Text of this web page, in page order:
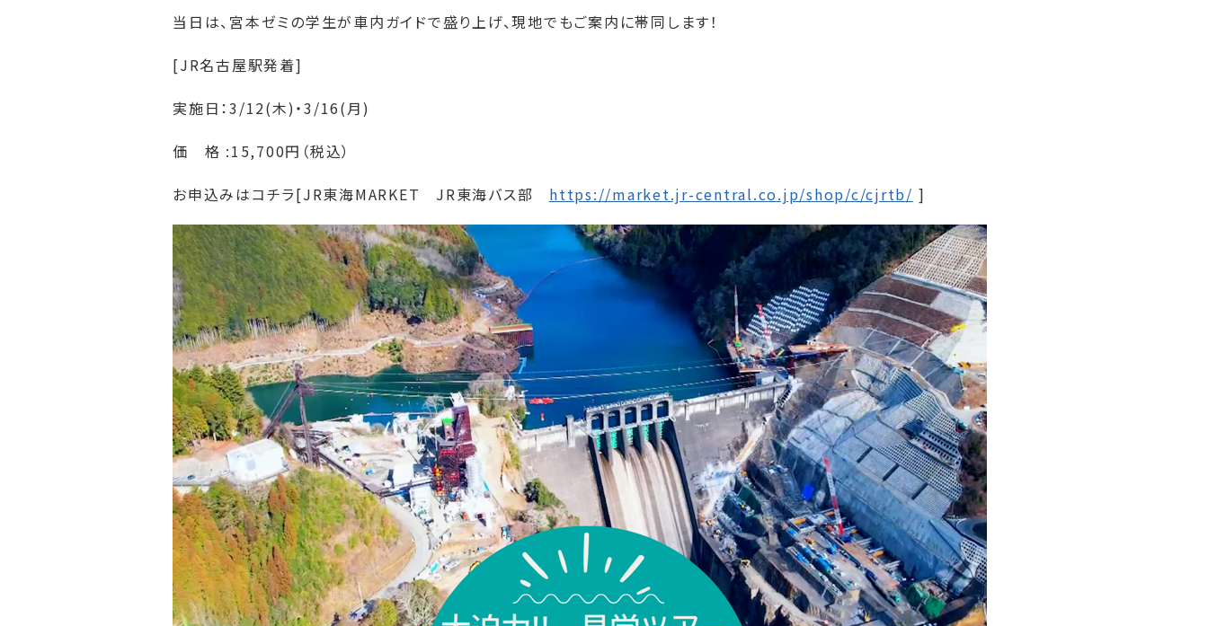
当日は、宮本ゼミの学生が車内ガイドで盛り上げ、現地でもご案内に帯同します！
[JR名古屋駅発着]
実施日：3/12(木)・3/16(月)
価 格 :15,700円（税込）
お申込みはコチラ[JR東海MARKET JR東海バス部 https://market.jr-central.co.jp/shop/c/cjrtb/ ]